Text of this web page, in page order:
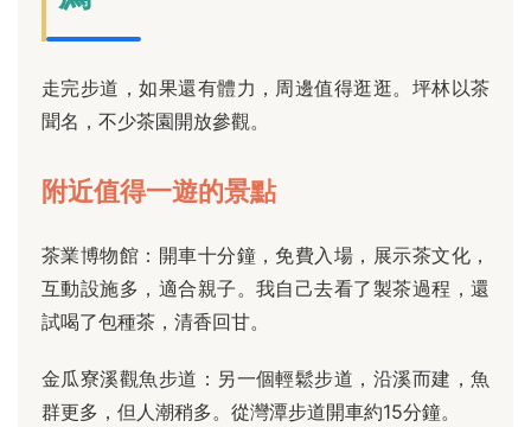
走完步道，如果還有體力，周邊值得逛逛。坪林以茶
聞名，不少茶園開放參觀。
附近值得一遊的景點
茶業博物館：開車十分鐘，免費入場，展示茶文化，
互動設施多，適合親子。我自己去看了製茶過程，還
試喝了包種茶，清香回甘。
金瓜寮溪觀魚步道：另一個輕鬆步道，沿溪而建，魚
群更多，但人潮稍多。從灣潭步道開車約15分鐘。